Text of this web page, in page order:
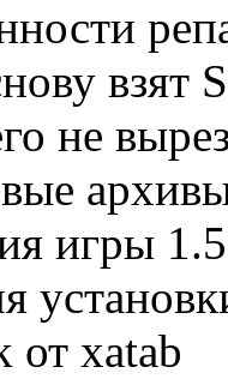
взят
не
игры
от xatab